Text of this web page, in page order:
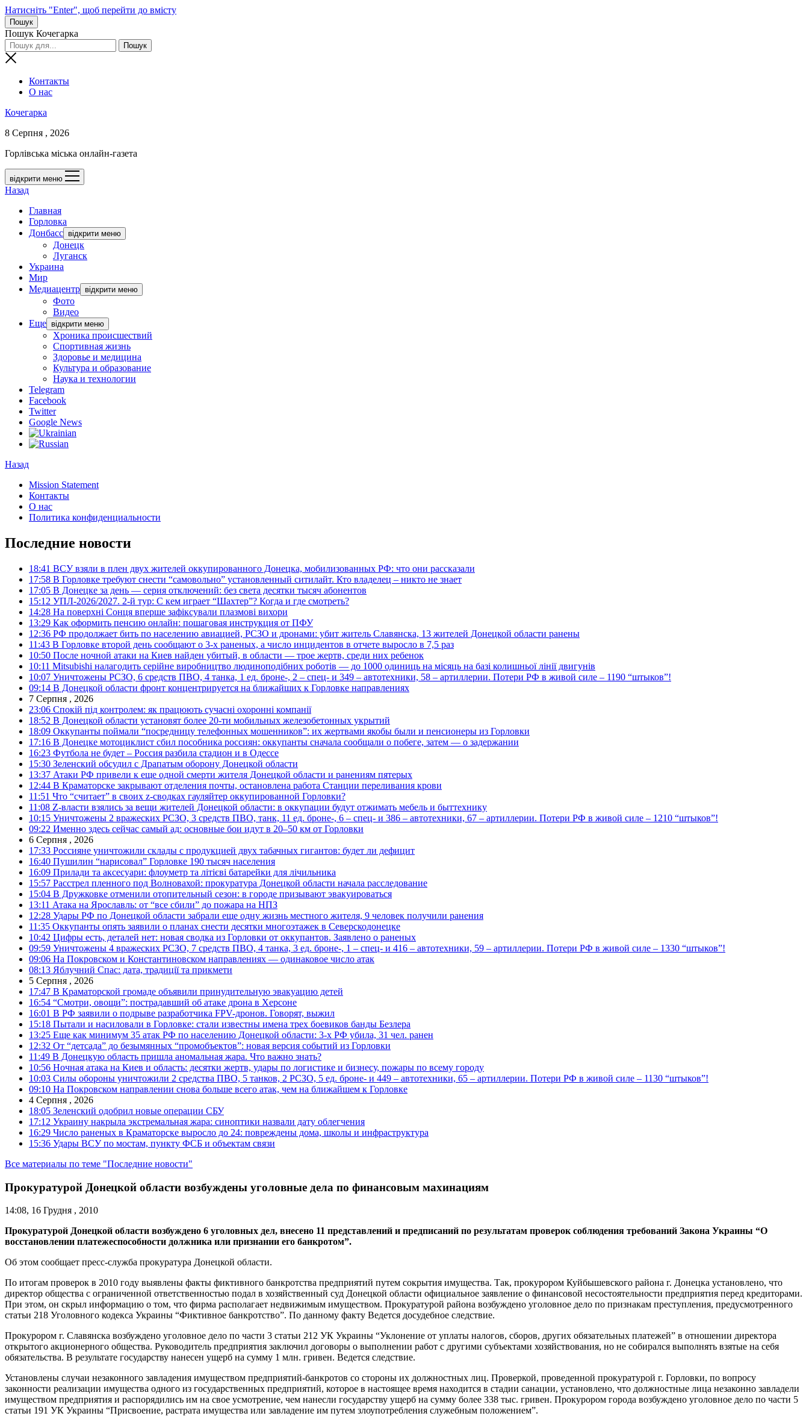
Натисніть "Enter", щоб перейти до вмісту
Пошук
Пошук Кочегарка
Контакты
О нас
Кочегарка
8 Серпня , 2026
Горлівська міська онлайн-газета
відкрити меню
Назад
Главная
Горловка
Донбасс відкрити меню
Донецк
Луганск
Украина
Мир
Медиацентр відкрити меню
Фото
Видео
Еще відкрити меню
Хроника происшествий
Спортивная жизнь
Здоровье и медицина
Культура и образование
Наука и технологии
Telegram
Facebook
Twitter
Google News
Назад
Mission Statement
Контакты
О нас
Политика конфиденциальности
Последние новости
18:41 ВСУ взяли в плен двух жителей оккупированного Донецка, мобилизованных РФ: что они рассказали
17:58 В Горловке требуют снести “самовольно” установленный ситилайт. Кто владелец – никто не знает
17:05 В Донецке за день — серия отключений: без света десятки тысяч абонентов
15:12 УПЛ-2026/2027. 2-й тур: С кем играет “Шахтер”? Когда и где смотреть?
14:28 На поверхні Сонця вперше зафіксували плазмові вихори
13:29 Как оформить пенсию онлайн: пошаговая инструкция от ПФУ
12:36 РФ продолжает бить по населению авиацией, РСЗО и дронами: убит житель Славянска, 13 жителей Донецкой области ранены
11:43 В Горловке второй день сообщают о 3-х раненых, а число инцидентов в отчете выросло в 7,5 раз
10:50 После ночной атаки на Киев найден убитый, в области — трое жертв, среди них ребенок
10:11 Mitsubishi налагодить серійне виробництво людиноподібних роботів — до 1000 одиниць на місяць на базі колишньої лінії двигунів
10:07 Уничтожены РСЗО, 6 средств ПВО, 4 танка, 1 ед. броне-, 2 – спец- и 349 – автотехники, 58 – артиллерии. Потери РФ в живой силе – 1190 “штыков”!
09:14 В Донецкой области фронт концентрируется на ближайших к Горловке направлениях
7 Серпня , 2026
23:06 Спокій під контролем: як працюють сучасні охоронні компанії
18:52 В Донецкой области установят более 20-ти мобильных железобетонных укрытий
18:09 Оккупанты поймали “посредницу телефонных мошенников”: их жертвами якобы были и пенсионеры из Горловки
17:16 В Донецке мотоциклист сбил пособника россиян: оккупанты сначала сообщали о побеге, затем — о задержании
16:23 Футбола не будет – Россия разбила стадион и в Одессе
15:30 Зеленский обсудил с Драпатым оборону Донецкой области
13:37 Атаки РФ привели к еще одной смерти жителя Донецкой области и ранениям пятерых
12:44 В Краматорске закрывают отделения почты, остановлена работа Станции переливания крови
11:51 Что “считает” в своих z-сводках гауляйтер оккупированной Горловки?
11:08 Z-власти взялись за вещи жителей Донецкой области: в оккупации будут отжимать мебель и быттехнику
10:15 Уничтожены 2 вражеских РСЗО, 3 средств ПВО, танк, 11 ед. броне-, 6 – спец- и 386 – автотехники, 67 – артиллерии. Потери РФ в живой силе – 1210 “штыков”!
09:22 Именно здесь сейчас самый ад: основные бои идут в 20–50 км от Горловки
6 Серпня , 2026
17:33 Россияне уничтожили склады с продукцией двух табачных гигантов: будет ли дефицит
16:40 Пушилин “нарисовал” Горловке 190 тысяч населения
16:09 Прилади та аксесуари: флоуметр та літієві батарейки для лічильника
15:57 Расстрел пленного под Волновахой: прокуратура Донецкой области начала расследование
15:04 В Дружковке отменили отопительный сезон: в городе призывают эвакуироваться
13:11 Атака на Ярославль: от “все сбили” до пожара на НПЗ
12:28 Удары РФ по Донецкой области забрали еще одну жизнь местного жителя, 9 человек получили ранения
11:35 Оккупанты опять заявили о планах снести десятки многоэтажек в Северскодонецке
10:42 Цифры есть, деталей нет: новая сводка из Горловки от оккупантов. Заявлено о раненых
09:59 Уничтожены 4 вражеских РСЗО, 7 средств ПВО, 4 танка, 3 ед. броне-, 1 – спец- и 416 – автотехники, 59 – артиллерии. Потери РФ в живой силе – 1330 “штыков”!
09:06 На Покровском и Константиновском направлениях — одинаковое число атак
08:13 Яблучний Спас: дата, традиції та прикмети
5 Серпня , 2026
17:47 В Краматорской громаде объявили принудительную эвакуацию детей
16:54 “Смотри, овощи”: пострадавший об атаке дрона в Херсоне
16:01 В РФ заявили о подрыве разработчика FPV-дронов. Говорят, выжил
15:18 Пытали и насиловали в Горловке: стали известны имена трех боевиков банды Безлера
13:25 Еще как минимум 35 атак РФ по населению Донецкой области: 3-х РФ убила, 31 чел. ранен
12:32 От “детсада” до безымянных “промобъектов”: новая версия событий из Горловки
11:49 В Донецкую область пришла аномальная жара. Что важно знать?
10:56 Ночная атака на Киев и область: десятки жертв, удары по логистике и бизнесу, пожары по всему городу
10:03 Силы обороны уничтожили 2 средства ПВО, 5 танков, 2 РСЗО, 5 ед. броне- и 449 – автотехники, 65 – артиллерии. Потери РФ в живой силе – 1130 “штыков”!
09:10 На Покровском направлении снова больше всего атак, чем на ближайшем к Горловке
4 Серпня , 2026
18:05 Зеленский одобрил новые операции СБУ
17:12 Украину накрыла экстремальная жара: синоптики назвали дату облегчения
16:29 Число раненых в Краматорске выросло до 24: повреждены дома, школы и инфраструктура
15:36 Удары ВСУ по мостам, пункту ФСБ и объектам связи
Все материалы по теме "Последние новости"
Прокуратурой Донецкой области возбуждены уголовные дела по финансовым махинациям
14:08, 16 Грудня , 2010
Прокуратурой Донецкой области возбуждено 6 уголовных дел, внесено 11 представлений и предписаний по результатам проверок соблюдения требований Закона Украины “О
восстановлении платежеспособности должника или признании его банкротом”.
Об этом сообщает пресс-служба прокуратура Донецкой области.
По итогам проверок в 2010 году выявлены факты фиктивного банкротства предприятий путем сокрытия имущества. Так, прокурором Куйбышевского района г. Донецка установлено, что
директор общества с ограниченной ответственностью подал в хозяйственный суд Донецкой области официальное заявление о финансовой несостоятельности предприятия перед кредиторами.
При этом, он скрыл информацию о том, что фирма располагает недвижимым имуществом. Прокуратурой района возбуждено уголовное дело по признакам преступления, предусмотренного
статьи 218 Уголовного кодекса Украины “Фиктивное банкротство”. По данному факту Ведется досудебное следствие.
Прокурором г. Славянска возбуждено уголовное дело по части 3 статьи 212 УК Украины “Уклонение от уплаты налогов, сборов, других обязательных платежей” в отношении директора
открытого акционерного общества. Руководитель предприятия заключил договоры о выполнении работ с другими субъектами хозяйствования, но не собирался выполнять взятые на себя
обязательства. В результате государству нанесен ущерб на сумму 1 млн. гривен. Ведется следствие.
Установлены случаи незаконного завладения имуществом предприятий-банкротов со стороны их должностных лиц. Проверкой, проведенной прокуратурой г. Горловки, по вопросу
законности реализации имущества одного из государственных предприятий, которое в настоящее время находится в стадии санации, установлено, что должностные лица незаконно завладели
имуществом предприятия и распорядились им на свое усмотрение, чем нанесли государству ущерб на сумму более 338 тыс. гривен. Прокурором города возбуждено уголовное дело по части 5
статьи 191 УК Украины “Присвоение, растрата имущества или завладение им путем злоупотребления служебным положением”.